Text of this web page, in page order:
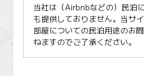
当社は（Airbnbなどの）民泊
も提供しておりません。当サ
部屋についての民泊用途のお
ねますのでご了承ください。